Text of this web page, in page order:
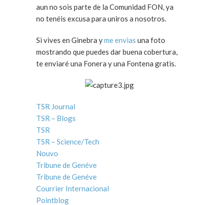
aun no sois parte de la Comunidad FON, ya
no tenéis excusa para uniros a nosotros.
Si vives en Ginebra yme envias una foto
mostrando que puedes dar buena cobertura,
te enviaré una Fonera y una Fontena gratis.
TSR Journal
TSR – Blogs
TSR
TSR – Science/Tech
Nouvo
Tribune de Genéve
Tribune de Genéve
Courrier Internacional
Pointblog